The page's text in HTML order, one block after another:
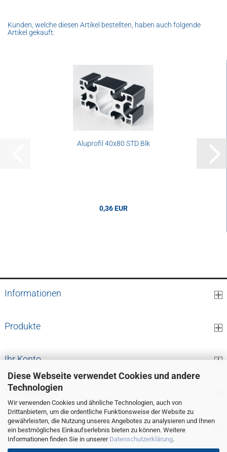
Diese Webseite verwendet Cookies und andere
Technologien
Wir verwenden Cookies und ähnliche Technologien, auch von
Drittanbietern, um die ordentliche Funktionsweise der Website zu
gewährleisten, die Nutzung unseres Angebotes zu analysieren und Ihnen
ein bestmögliches Einkaufserlebnis bieten zu können. Weitere
Informationen finden Sie in unserer Datenschutzerklärung.
Kunden, welche diesen Artikel bestellten, haben auch folgende
Artikel gekauft:
Aluprofil 40x80 STD Blk
0,36 EUR
Informationen
Produkte
Ihr Konto
Kontaktdaten
Zahlung